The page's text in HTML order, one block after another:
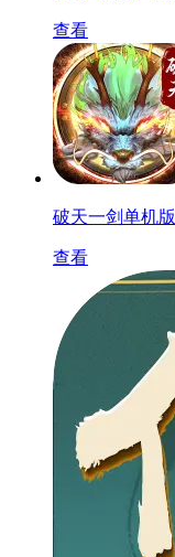
查看
破天一剑单机版
查看